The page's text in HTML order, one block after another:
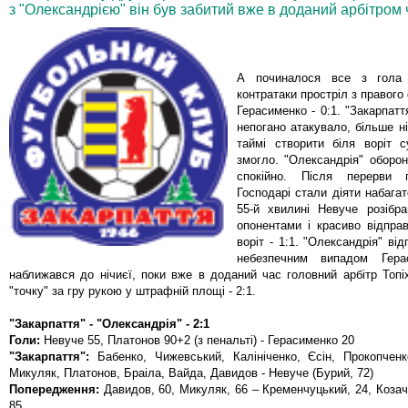
з "Олександрією" він був забитий вже в доданий арбітром
А починалося все з гола
контратаки простріл з
Герасименко - 0:1.
непогано атакувало, більше
таймі створити біля воріт
змогло. "Олександрія"
спокійно. Після перерви
Господарі стали діяти
55-й хвилині Невуче
опонентами і красиво
воріт - 1:1. "Олександрія"
небезпечним випадом
наближався до нічиєї, поки вже в доданий час головний арбітр
"точку" за гру рукою у штрафній площі - 2:1.
"Закарпаття" - "Олександрія" - 2:1
Голи: Невуче 55, Платонов 90+2 (з пенальті) - Герасименко 20
"Закарпаття":
Бабенко, Чижевський, Калініченко, Єсін,
Микуляк, Платонов, Браіла, Вайда, Давидов - Невуче (Бурий, 72)
Попередження: Давидов, 60, Микуляк, 66 – Кременчуцький, 24,